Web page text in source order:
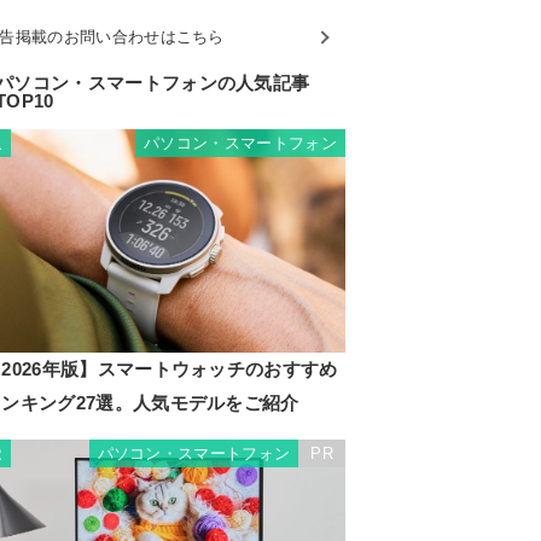
掲載のお問い合わせはこちら
ソコン・スマートフォンの人気記事
パソコン・スマートフォン
年版】スマートウォッチのおすすめ
キング27選。人気モデルをご紹介
パソコン・スマートフォン PR